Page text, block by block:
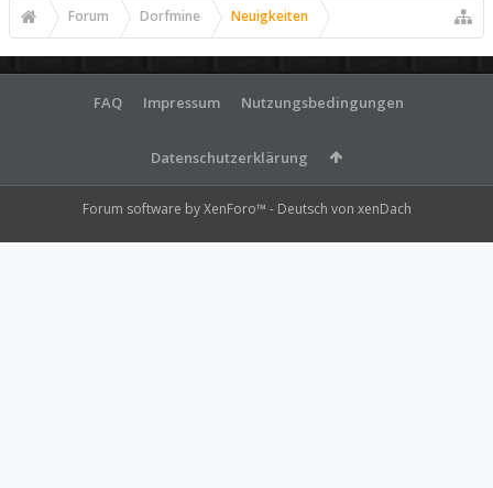
Forum Dorfmine Neuigkeiten
FAQ Impressum Nutzungsbedingungen
Datenschutzerklärung
Forum software by XenForo™ - Deutsch von xenDach